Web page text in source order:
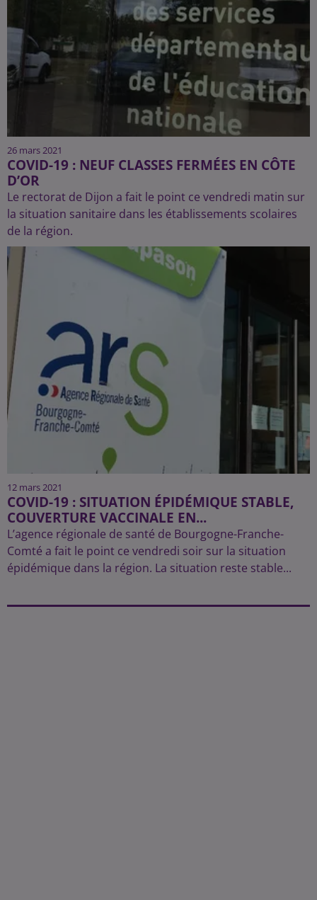
26 mars 2021
COVID-19 : NEUF CLASSES FERMÉES EN CÔTE
D’OR
Le rectorat de Dijon a fait le point ce vendredi matin sur
la situation sanitaire dans les établissements scolaires
de la région.
12 mars 2021
COVID-19 : SITUATION ÉPIDÉMIQUE STABLE,
COUVERTURE VACCINALE EN...
L’agence régionale de santé de Bourgogne-Franche-
Comté a fait le point ce vendredi soir sur la situation
épidémique dans la région. La situation reste stable...